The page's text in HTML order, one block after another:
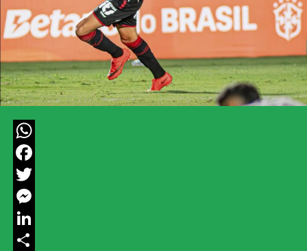
WhatsApp
Facebook
Twitter
Messenger
LinkedIn